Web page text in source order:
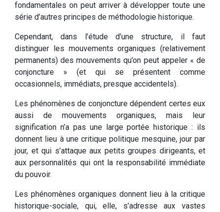
fondamentales on peut arriver à développer toute une
série d’autres principes de méthodologie historique.
Cependant, dans l’étude d’une structure, il faut
distinguer les mouvements organiques (relativement
permanents) des mouvements qu’on peut appeler « de
conjoncture » (et qui se présentent comme
occasionnels, immédiats, presque accidentels).
Les phénomènes de conjoncture dépendent certes eux
aussi de mouvements organiques, mais leur
signification n’a pas une large portée historique : ils
donnent lieu à une critique politique mesquine, jour par
jour, et qui s’attaque aux petits groupes dirigeants, et
aux personnalités qui ont la responsabilité immédiate
du pouvoir.
Les phénomènes organiques donnent lieu à la critique
historique-sociale, qui, elle, s’adresse aux vastes